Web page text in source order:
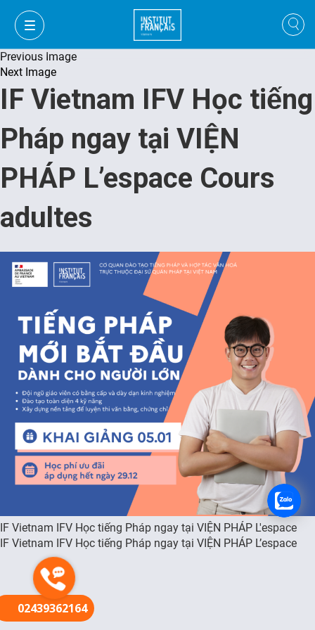
Previous Image
Next Image
IF Vietnam IFV Học tiếng
Pháp ngay tại VIỆN
PHÁP L’espace Cours
adultes
IF Vietnam IFV Học tiếng Pháp ngay tại VIỆN PHÁP L'espace
IF Vietnam IFV Học tiếng Pháp ngay tại VIỆN PHÁP L’espace
02439362164